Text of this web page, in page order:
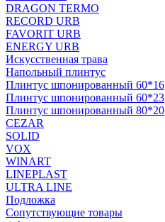
DRAGON TERMO
RECORD URB
FAVORIT URB
ENERGY URB
Искусственная трава
Напольный плинтус
Плинтус шпонированный 60*16
Плинтус шпонированный 60*23
Плинтус шпонированный 80*20
CEZAR
SOLID
VOX
WINART
LINEPLAST
ULTRA LINE
Подложка
Сопутствующие товары